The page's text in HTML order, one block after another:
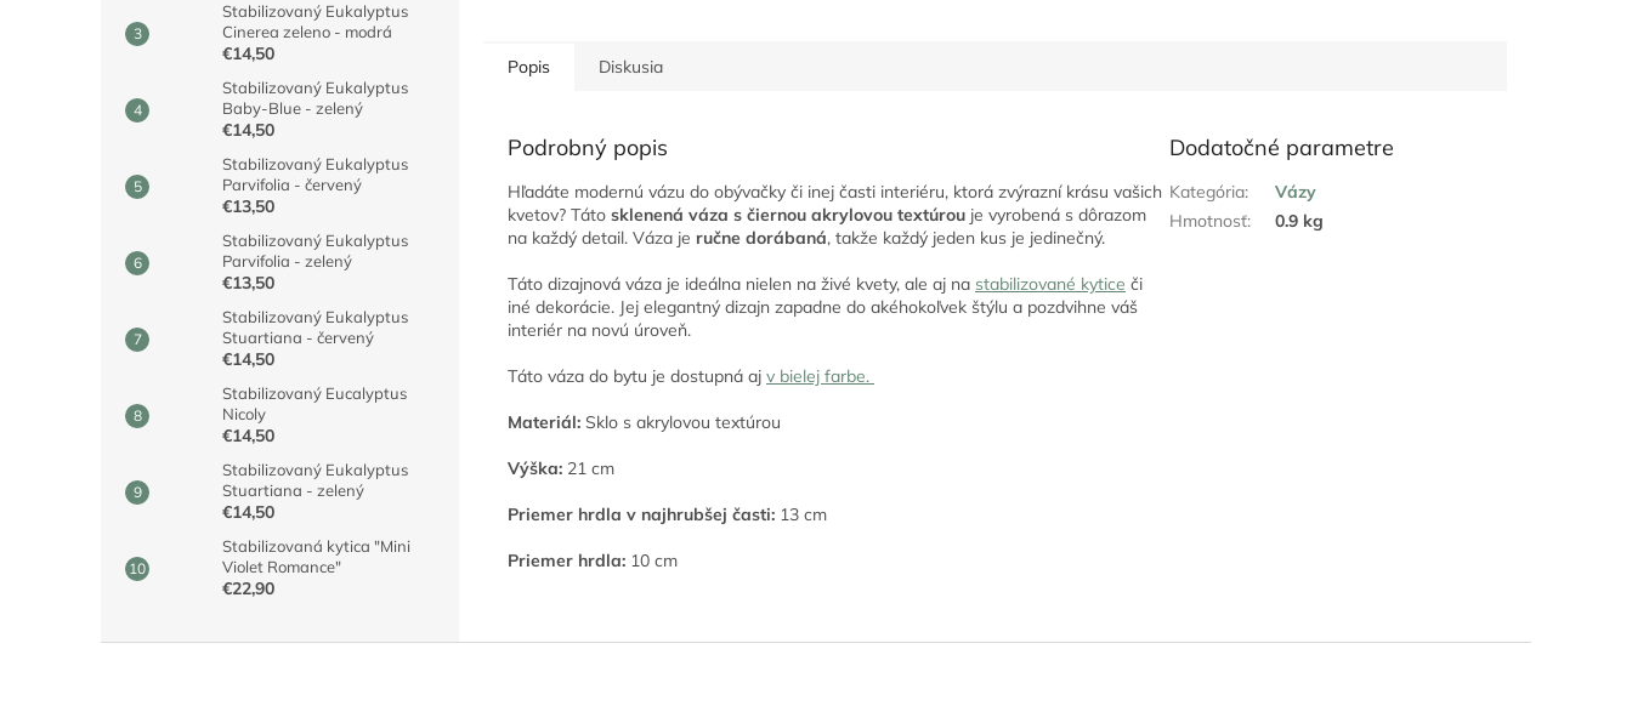
Stabilizovaný Eukalyptus
Cinerea zeleno - modrá
€14,50
Stabilizovaný Eukalyptus
Baby-Blue - zelený
€14,50
Stabilizovaný Eukalyptus
Parvifolia - červený
€13,50
Stabilizovaný Eukalyptus
Parvifolia - zelený
€13,50
Stabilizovaný Eukalyptus
Stuartiana - červený
€14,50
Stabilizovaný Eucalyptus
Nicoly
€14,50
Stabilizovaný Eukalyptus
Stuartiana - zelený
€14,50
Stabilizovaná kytica "Mini
Violet Romance"
€22,90
Popis Diskusia
Podrobný popis
Hľadáte modernú vázu do obývačky či inej časti interiéru, ktorá zvýrazní krásu vašich
kvetov? Táto sklenená váza s čiernou akrylovou textúrou je vyrobená s dôrazom
na každý detail. Váza je ručne dorábaná, takže každý jeden kus je jedinečný.
Táto dizajnová váza je ideálna nielen na živé kvety, ale aj na stabilizované kytice či
iné dekorácie. Jej elegantný dizajn zapadne do akéhokoľvek štýlu a pozdvihne váš
interiér na novú úroveň.
Táto váza do bytu je dostupná aj v bielej farbe.
Materiál: Sklo s akrylovou textúrou
Výška: 21 cm
Priemer hrdla v najhrubšej časti: 13 cm
Priemer hrdla: 10 cm
Dodatočné parametre
Kategória:
Vázy
Hmotnosť: 0.9 kg